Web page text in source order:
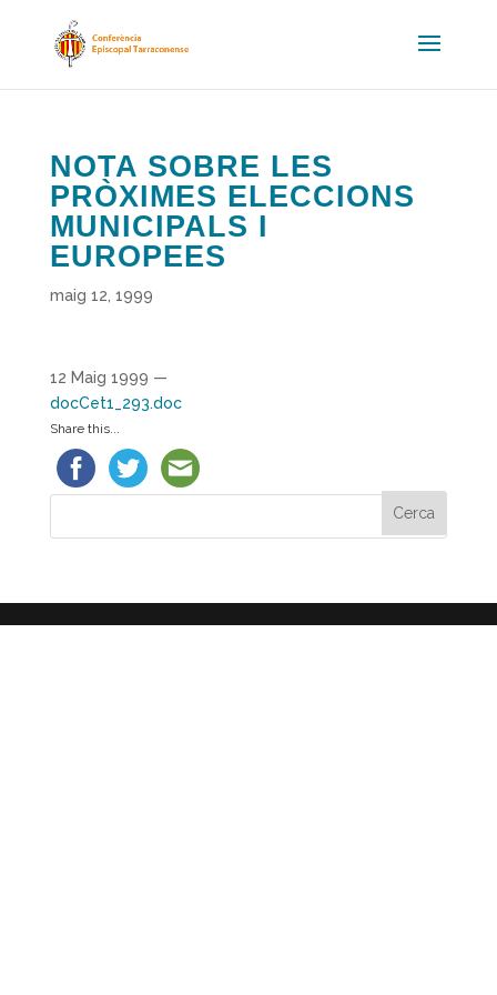
NOTA SOBRE LES
PRÒXIMES ELECCIONS
MUNICIPALS I
EUROPEES
maig 12, 1999
12 Maig 1999 —
docCet1_293.doc
Share this...